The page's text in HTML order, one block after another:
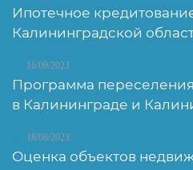
Ипотечное
Калининградской
16/09/2023
Программа
в Калининграде и
18/08/2023
Оценка объектов